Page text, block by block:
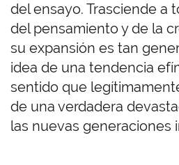
del ensayo. Trasciende a
del pensamiento y de la
su expansión es tan
idea de una tendencia
sentido que
de una verdadera
las nuevas generaciones